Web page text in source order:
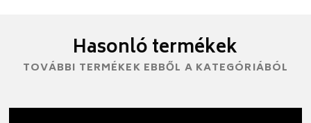
Hasonló termékek
TOVÁBBI TERMÉKEK EBBŐL A KATEGÓRIÁBÓL